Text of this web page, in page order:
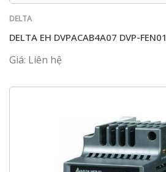
DELTA
DELTA EH DVPACAB4A07 DVP-FEN01
Giá: Liên hệ